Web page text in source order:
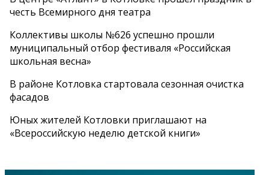
честь Всемирного дня театра
Коллективы школы №626 успешно прошли
муниципальный отбор фестиваля «Российская
школьная весна»
В районе Котловка стартовала сезонная очистка
фасадов
Юных жителей Котловки приглашают на
«Всероссийскую неделю детской книги»